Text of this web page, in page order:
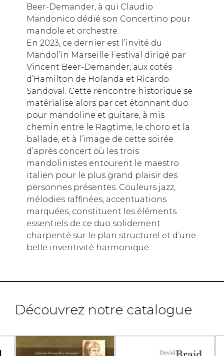
Beer-Demander, à qui Claudio
Mandonico dédié son Concertino pour
mandole et orchestre.
En 2023, ce dernier est l’invité du
Mandol’in Marseille Festival dirigé par
Vincent Beer-Demander, aux cotés
d’Hamilton de Holanda et Ricardo
Sandoval. Cette rencontre historique se
matérialise alors par cet étonnant duo
pour mandoline et guitare, à mis
chemin entre le Ragtime, le choro et la
ballade, et à l’image de cette soirée
d’après concert où les trois
mandolinistes entourent le maestro
italien pour le plus grand plaisir des
personnes présentes. Couleurs jazz,
mélodies raffinées, accentuations
marquées, constituent les éléments
essentiels de ce duo solidement
charpenté sur le plan structurel et d’une
belle inventivité harmonique.
Découvrez notre catalogue